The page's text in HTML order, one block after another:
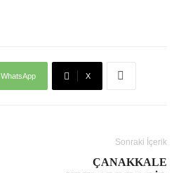
WhatsApp X
Sonraki İçerik
ÇANAKKALE